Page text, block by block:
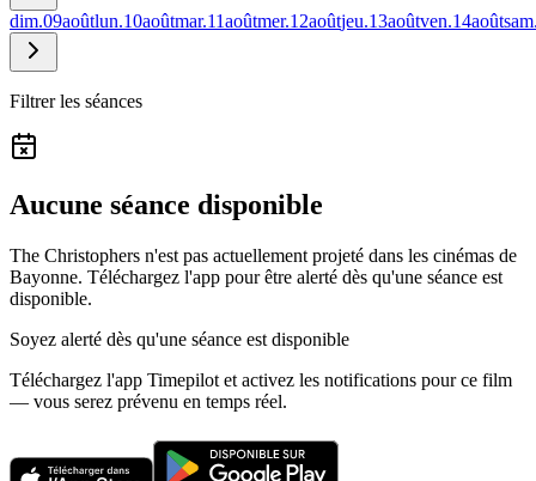
dim.09aoûtlun.10aoûtmar.11aoûtmer.12aoûtjeu.13aoûtven.14août
Filtrer les séances
Aucune séance disponible
The Christophers n'est pas actuellement projeté dans les cinémas de
Bayonne. Téléchargez l'app pour être alerté dès qu'une séance est
disponible.
Soyez alerté dès qu'une séance est disponible
Téléchargez l'app Timepilot et activez les notifications pour ce film
— vous serez prévenu en temps réel.